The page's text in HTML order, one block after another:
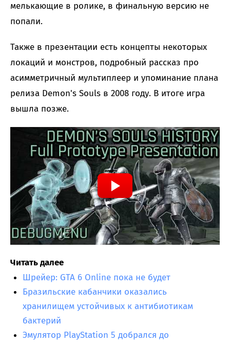
мелькающие в ролике, в финальную версию не
попали.
Также в презентации есть концепты некоторых
локаций и монстров, подробный рассказ про
асимметричный мультиплеер и упоминание плана
релиза Demon's Souls в 2008 году. В итоге игра
вышла позже.
Читать далее
Шрейер: GTA 6 Online пока не будет
Бразильские кабанчики оказались
хранилищем устойчивых к антибиотикам
бактерий
Эмулятор PlayStation 5 добрался до